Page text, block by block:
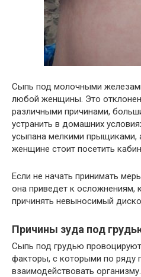
Сыпь под молочными
любой женщины. Это
различными причинами,
устранить в домашних
усыпана мелкими прыщиками,
женщине стоит посетить
Если не начать принимать
она приведет к осложнениям,
причинять невыносимый
Причины зуда под
Сыпь под грудью
факторы, с которыми по ряду
взаимодействовать